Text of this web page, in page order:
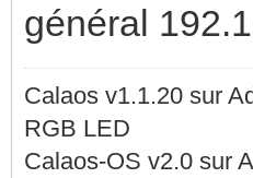
général
Calaos v1.1.20 sur
RGB LED
Calaos-OS v2.0 sur